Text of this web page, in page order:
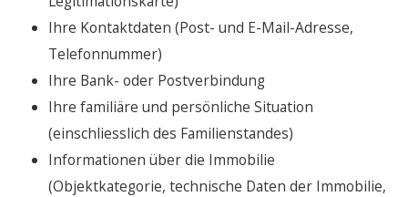
Ihre Kontaktdaten (Post- und E-Mail-Adresse,
Telefonnummer)
Ihre Bank- oder Postverbindung
Ihre familiäre und persönliche Situation
(einschliesslich des Familienstandes)
Informationen über die Immobilie
(Objektkategorie, technische Daten der Immobilie,